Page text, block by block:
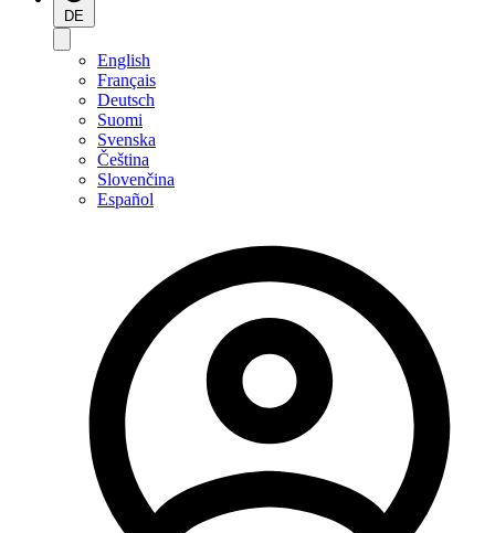
DE
English
Français
Deutsch
Suomi
Svenska
Čeština
Slovenčina
Español